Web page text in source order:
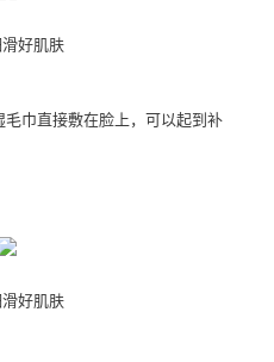
好肌肤
巾直接敷在脸上，可以起到补
好肌肤